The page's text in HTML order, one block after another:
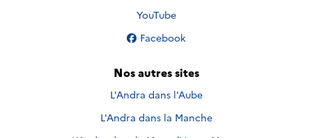
Nous suivre sur
YouTube
Nous suivre sur
Facebook
Nos autres sites
L'Andra dans l'Aube
L'Andra dans la Manche